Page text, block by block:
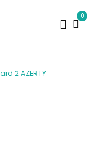
0
2 AZERTY